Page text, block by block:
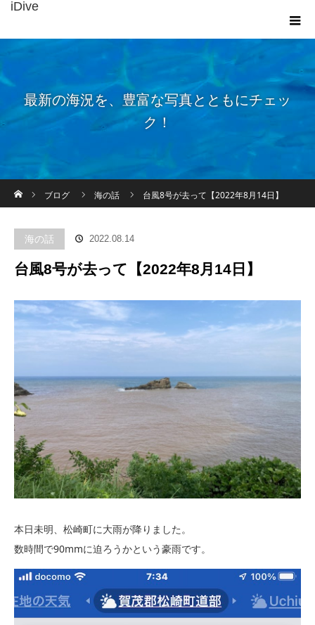
iDive
最新の海況を、豊富な写真とともにチェッ
ク！
ブログ
海の話 台風8号が去って【2022年8月14日】
海の話 2022.08.14
台風8号が去って【2022年8月14日】
本日未明、松崎町に大雨が降りました。
数時間で90mmに迫ろうかという豪雨です。